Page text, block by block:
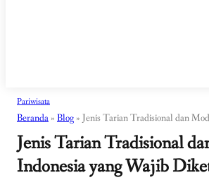
Pariwisata
Beranda » Blog » Jenis Tarian Tradisional dan
Jenis Tarian Tradisional
Indonesia yang Wajib